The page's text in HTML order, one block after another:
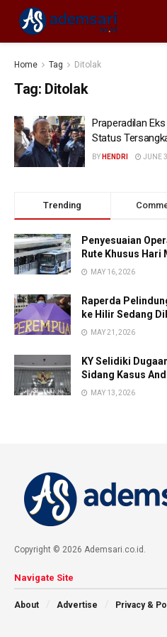
Home Tag Ditolak
Tag: Ditolak
Praperadilan
Status
BY HENDRI JUNE
Trending
Penyesuaian
Rute Khusus Hari
MAY 16, 2026
Raperda
ke Hilir Sedang
MAY 21, 2026
KY Selidiki
Sidang Kasus
MAY 13, 2026
Copyright © 2026 Ademsari.co.id.
Navigate Site
About Advertise Privacy &